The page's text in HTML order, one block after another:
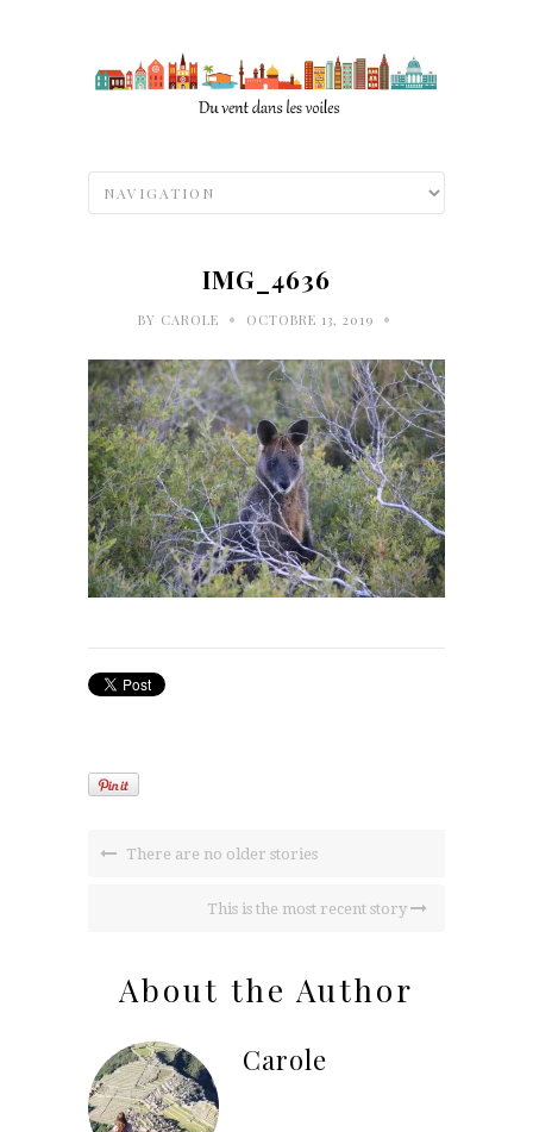
IMG_4636
BY CAROLE • OCTOBRE 13, 2019 •
There are no older stories
This is the most recent story
About the Author
Carole